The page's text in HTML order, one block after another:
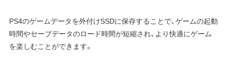
PS4のゲームデータを外付けSSDに保存することで、ゲームの起動
時間やセーブデータのロード時間が短縮され、より快適にゲーム
を楽しむことができます。